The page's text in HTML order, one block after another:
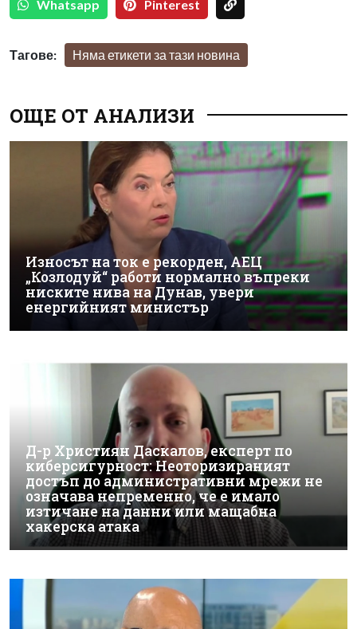
Whatsapp Pinterest
Тагове: Няма етикети за тази новина
ОЩЕ ОТ АНАЛИЗИ
Износът на ток е рекорден, АЕЦ
„Козлодуй“ работи нормално въпреки
ниските нива на Дунав, увери
енергийният министър
Д-р Християн Даскалов, експерт по
киберсигурност: Неоторизираният
достъп до административни мрежи не
означава непременно, че е имало
изтичане на данни или мащабна
хакерска атака